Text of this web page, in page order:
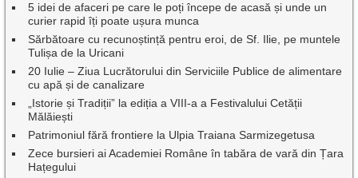
5 idei de afaceri pe care le poți începe de acasă și unde un
curier rapid îți poate ușura munca
Sărbătoare cu recunoștință pentru eroi, de Sf. Ilie, pe muntele
Tulișa de la Uricani
20 Iulie – Ziua Lucrătorului din Serviciile Publice de alimentare
cu apă și de canalizare
„Istorie și Tradiții” la ediția a VIII-a a Festivalului Cetății
Mălăiești
Patrimoniul fără frontiere la Ulpia Traiana Sarmizegetusa
Zece bursieri ai Academiei Române în tabăra de vară din Țara
Hațegului